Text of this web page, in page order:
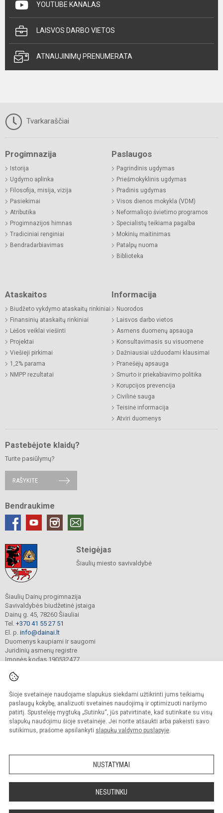
Šioje svetainėje naudojame slapukus siekdami užtikrinti jums teikiamų
paslaugų kokybę, analizuoti svetainės naudojimą ir optimizuoti naršymo
patirtį. Spustelėję mygtuką „Sutinku“, jūs patvirtinate, kad sutinkate su visų
slapukų naudojimu šioje svetainėje. Jei norite atšaukti arba pakeisti savo
sutikimus, prašome apsilankyti slapukų valdymo puslapyje.
NUSTATYMAI
NESUTINKU
YOUTUBE KANALAS
LAISVOS DARBO VIETOS
ATNAUJINIMŲ PRENUMERATA
Tvarkaraščiai
Progimnazija
Istorija
Ugdymo aplinka
Filosofija, misija, vizija
Pasiekimai
Atributika
Progimnazijos himnas
Tradiciniai renginiai
Bendradarbiavimas
Paslaugos
Pagrindinis ugdymas
Priešmokyklinis ugdymas
Pradinis ugdymas
Visos dienos mokykla (VDM)
Neformaliojo švietimo programos
Specialistų teikiama pagalba
Mokinių maitinimas
Patalpų nuoma
Biblioteka
Ataskaitos
Biudžeto vykdymo ataskaitų rinkiniai
Finansinių ataskaitų rinkiniai
Lėšos veiklai viešinti
Projektai
Viešieji pirkimai
1,2% parama
NMPP rezultatai
Informacija
Nuorodos
Laisvos darbo vietos
Asmens duomenų apsauga
Konsultavimasis su visuomene
Dažniausiai užduodami klausimai
Pranešėjų apsauga
Smurto ir priekabiavimo politika
Korupcijos prevencija
Civilinė sauga
Teisinė informacija
Atviri duomenys
Pastebėjote klaidų?
Turite pasiūlymų?
RAŠYKITE
Bendraukime
Steigėjas
Šiaulių miesto savivaldybė
Šiaulių Dainų progimnazija
Savivaldybės biudžetinė įstaiga
Dainų g. 45, 78260 Šiauliai
Tel. +370 41 55 27 51
El. p. info@dainai.lt
Duomenys kaupiami ir saugomi
Juridinių asmenų registre
Įmonės kodas 190532477
© 2023. Šiaulių Dainų progimnazija. Visos teisės saugomos.
Kopijuoti turinį be raštiško gimnazijos sutikimo griežtai draudžiama.
Prieinamumo paraiška Slapukų politika
Sumanus būdas atnaujinti